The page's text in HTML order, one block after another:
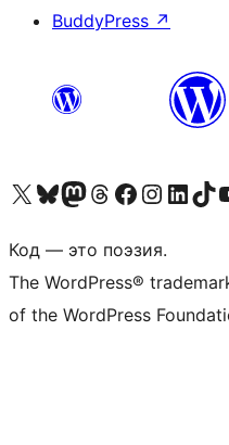
BuddyPress ↗
Посетите нас в X (ранее Twitter)
Посетите нашу учётную запись в Bluesky
Посетите нашу ленту в Mastodon
Посетите нашу учётную запись в Threads
Посетите нашу страницу на
Посетите наш
Посетите нашу
Посетите нашу
Код — это поэзия.
The WordPress®
of the WordPress